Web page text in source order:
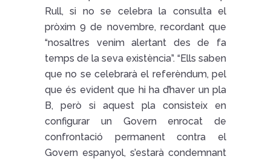
Rull, si no se celebra la consulta el
pròxim 9 de novembre, recordant que
“nosaltres venim alertant des de fa
temps de la seva existència”. “Ells saben
que no se celebrarà el referèndum, pel
que és evident que hi ha d’haver un pla
B, però si aquest pla consisteix en
configurar un Govern enrocat de
confrontació permanent contra el
Govern espanyol, s’estarà condemnant